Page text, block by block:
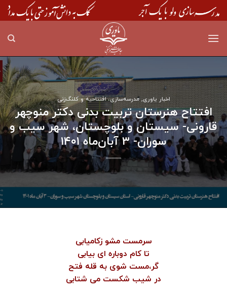
Skip
to
اخبار یاوری,مدرسه‌سازی، افتتاحیه و کلنگ‌زنی
افتتاح هنرستان تربیت بدنی دکتر منوچهر
قارونی- سیستان و بلوچستان، شهر سیب و
سوران- ۳ آبان‌ماه ۱۴۰۱
سرمست مشو زکامیابی
تا کام دوباره ای بیابی
گر،مست شوی به قله فتح
در شیب شکست می شتابی